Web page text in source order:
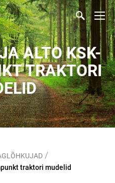
ALTO KSK-
TRAKTORI
/
traktori mudelid